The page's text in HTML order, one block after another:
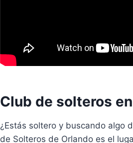
Club de solteros
¿Estás soltero y buscando algo
de Solteros de Orlando es el